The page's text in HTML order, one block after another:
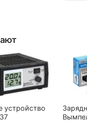
устройство